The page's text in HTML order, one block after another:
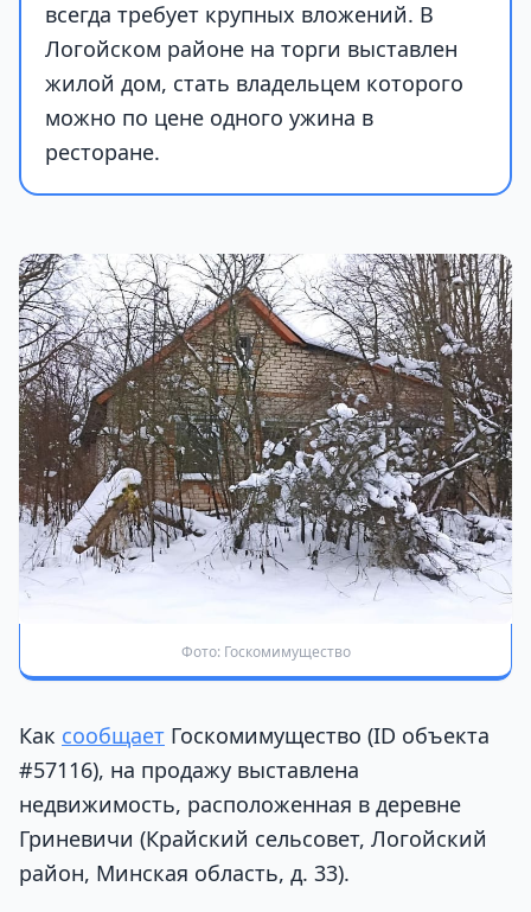
всегда требует крупных вложений. В
Логойском районе на торги выставлен
жилой дом, стать владельцем которого
можно по цене одного ужина в
ресторане.
Фото: Госкомимущество
Как сообщает Госкомимущество (ID объекта
#57116), на продажу выставлена
недвижимость, расположенная в деревне
Гриневичи (Крайский сельсовет, Логойский
район, Минская область, д. 33).